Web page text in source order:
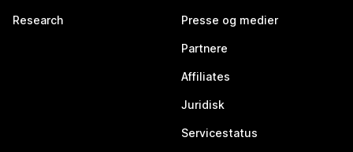
Research Presse og medier
Partnere
Affiliates
Juridisk
Servicestatus